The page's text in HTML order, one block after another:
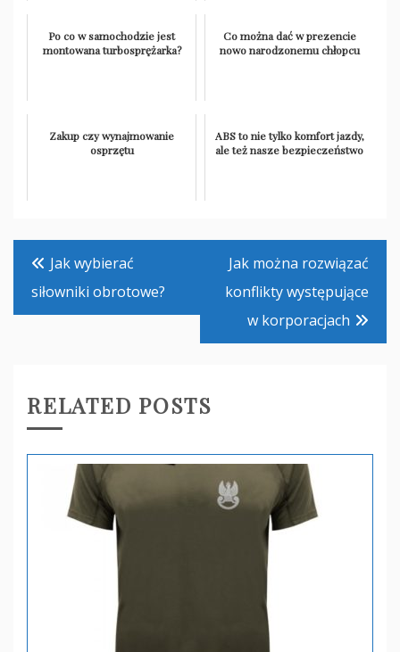
Po co w samochodzie jest
montowana turbosprężarka?
Co można dać w prezencie
nowo narodzonemu chłopcu
Zakup czy wynajmowanie
osprzętu
ABS to nie tylko komfort jazdy,
ale też nasze bezpieczeństwo
Nawigacja
wpisu
Jak wybierać
siłowniki obrotowe?
Jak można rozwiązać
konflikty występujące
w korporacjach
RELATED POSTS